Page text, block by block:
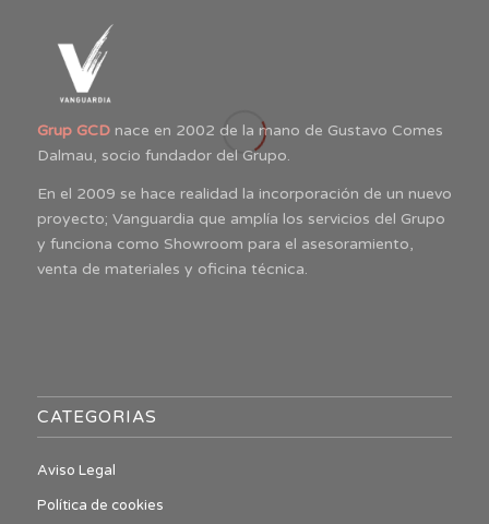
Grup GCDnace en 2002 de la mano de Gustavo Comes
Dalmau, socio fundador del Grupo.
En el 2009 se hace realidad la incorporación de un nuevo
proyecto; Vanguardia que amplía los servicios del Grupo
y funciona como Showroom para el asesoramiento,
venta de materiales y oficina técnica.
CATEGORIAS
Aviso Legal
Política de cookies